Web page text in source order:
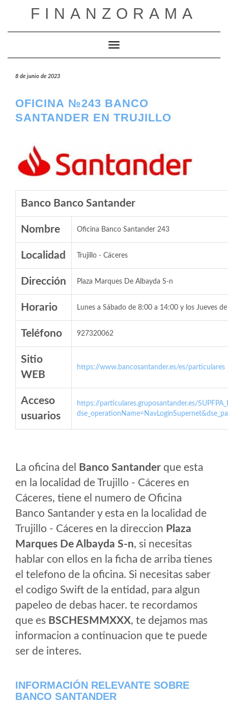
FINANZORAMA
Cambiar modo de navegación
8 de junio de 2023
OFICINA №243 BANCO
SANTANDER EN TRUJILLO
Banco Banco Santander
Nombre Oficina Banco Santander 243
Localidad Trujillo - Cáceres
Dirección Plaza Marques De Albayda S-n
Horario Lunes a Sábado de 8:00 a 14:00 y los Jueves
Teléfono 927320062
Sitio
WEB
https://www.bancosantander.es/es/particulares
Acceso
usuarios
https://particulares.gruposantander.es/
La oficina del Banco Santander que esta
en la localidad de Trujillo - Cáceres en
Cáceres, tiene el numero de Oficina
Banco Santander y esta en la localidad de
Trujillo - Cáceres en la direccion Plaza
Marques De Albayda S-n, si necesitas
hablar con ellos en la ficha de arriba tienes
el telefono de la oficina. Si necesitas saber
el codigo Swift de la entidad, para algun
papeleo de debas hacer. te recordamos
que es BSCHESMMXXX, te dejamos mas
informacion a continuacion que te puede
ser de interes.
INFORMACIÓN RELEVANTE SOBRE
BANCO SANTANDER